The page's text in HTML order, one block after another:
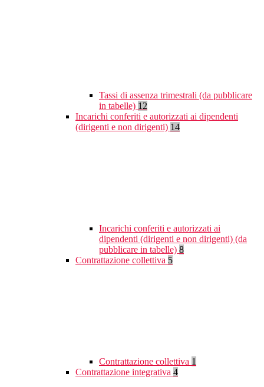
Tassi di assenza trimestrali (da pubblicare
in tabelle) 12
Incarichi conferiti e autorizzati ai dipendenti
(dirigenti e non dirigenti) 14
Incarichi conferiti e autorizzati ai
dipendenti (dirigenti e non dirigenti) (da
pubblicare in tabelle) 8
Contrattazione collettiva 5
Contrattazione collettiva 1
Contrattazione integrativa 4